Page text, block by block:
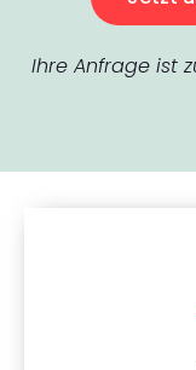
Ihre Anfrage ist